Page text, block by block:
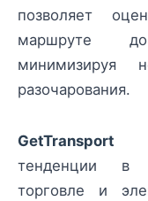
позволяет
маршруте
минимизируя
разочарования.
GetTransport
тенденции в
торговле и